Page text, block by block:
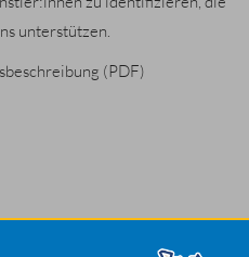
unterstützen.
(PDF)